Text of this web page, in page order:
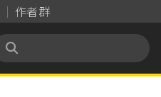
作者群